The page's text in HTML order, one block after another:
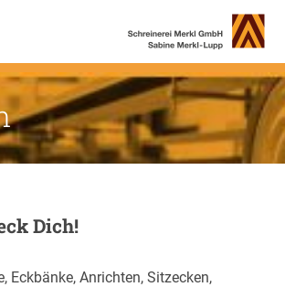
Dich!
Eckbänke, Anrichten, Sitzecken,